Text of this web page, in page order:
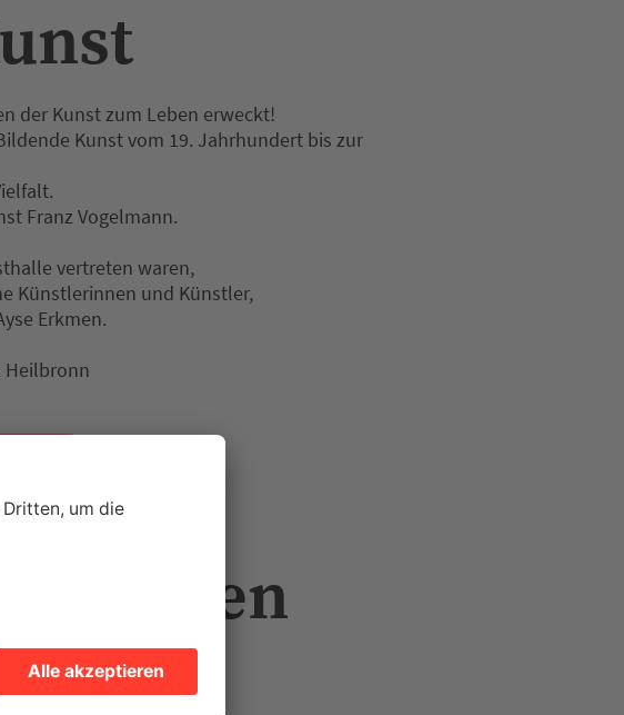
der Kunst zum Leben erweckt!
Kunst vom 19. Jahrhundert bis zur
Franz Vogelmann.
vertreten waren,
Künstlerinnen und Künstler,
Erkmen.
Heilbronn